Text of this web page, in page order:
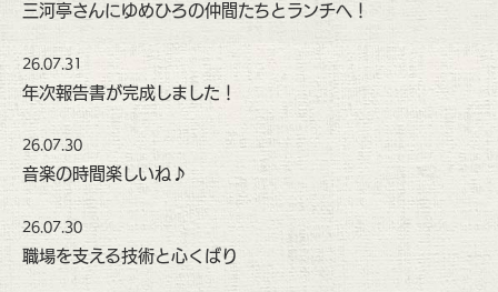
三河亭さんにゆめひろの仲間たちとランチへ！
26.07.31
年次報告書が完成しました！
26.07.30
音楽の時間楽しいね♪
26.07.30
職場を支える技術と心くばり